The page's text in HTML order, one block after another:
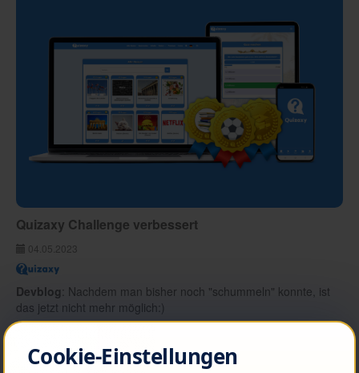
Quizaxy Challenge verbessert
04.05.2023
Devblog: Nachdem man bisher noch "schummeln" konnte, ist
das jetzt nicht mehr möglich:)
Cookie-Einstellungen